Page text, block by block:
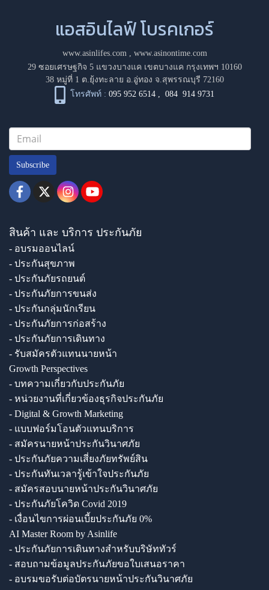
แอสอินไลฟ์ โบรคเกอร์
www.asinlifes.com, www.asinontime.com
29 ซอยเศรษฐกิจ 5 แขวงบางแค เขตบางแค กรุงเทพฯ 10160
38 หมู่ที่ 1 ต.ยุ้งทะลาย อ.อู่ทอง จ.สุพรรณบุรี 72160
โทรศัพท์ : 095 952 6514 ,084 914 9731
Subscribe
สินค้า และ บริการ ประกันภัย
- อบรมออนไลน์
- ประกันสุขภาพ
- ประกันภัยรถยนต์
- ประกันภัยการขนส่ง
- ประกันกลุ่มนักเรียน
- ประกันภัยการก่อสร้าง
- ประกันภัยการเดินทาง
- รับสมัครตัวแทนนายหน้า
Growth Perspectives
- บทความเกี่ยวกับประกันภัย
- หน่วยงานที่เกี่ยวข้องธุรกิจประกันภัย
- Digital & Growth Marketing
- แบบฟอร์มโอนตัวแทนบริการ
- สมัครนายหน้าประกันวินาศภัย
- ประกันภัยความเสี่ยงภัยทรัพย์สิน
- ประกันทันเวลารู้เข้าใจประกันภัย
- สมัครสอบนายหน้าประกันวินาศภัย
- ประกันภัยโควิด Covid 2019
- เงื่อนไขการผ่อนเบี้ยประกันภัย 0%
AI Master Room by Asinlife
- ประกันภัยการเดินทางสำหรับบริษัททัวร์
- สอบถามข้อมูลประกันภัยขอใบเสนอราคา
- อบรมขอรับต่อบัตรนายหน้าประกันวินาศภัย